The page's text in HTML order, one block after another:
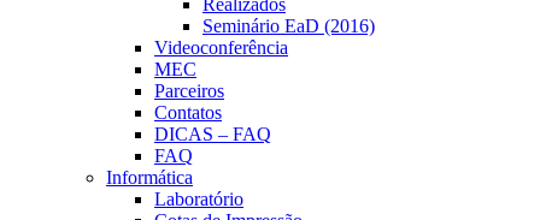
Realizados
Seminário EaD (2016)
Videoconferência
MEC
Parceiros
Contatos
DICAS – FAQ
FAQ
Informática
Laboratório